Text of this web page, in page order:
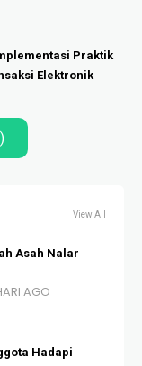
Praktik
Elektronik
View All
Asah Nalar
AGO
Hadapi